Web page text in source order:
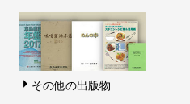
その他の出版物